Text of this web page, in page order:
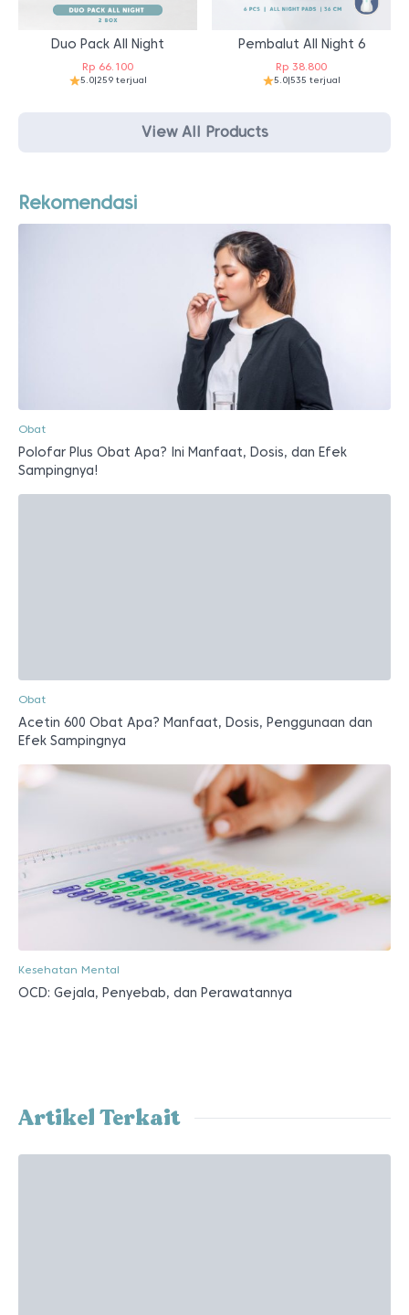
Duo Pack All Night
Rp 66.100
5.0|259 terjual
Pembalut All Night 6
Rp 38.800
5.0|535 terjual
View All Products
Rekomendasi
Obat
Polofar Plus Obat Apa? Ini Manfaat, Dosis, dan Efek
Sampingnya!
Obat
Acetin 600 Obat Apa? Manfaat, Dosis, Penggunaan dan
Efek Sampingnya
Kesehatan Mental
OCD: Gejala, Penyebab, dan Perawatannya
Artikel Terkait